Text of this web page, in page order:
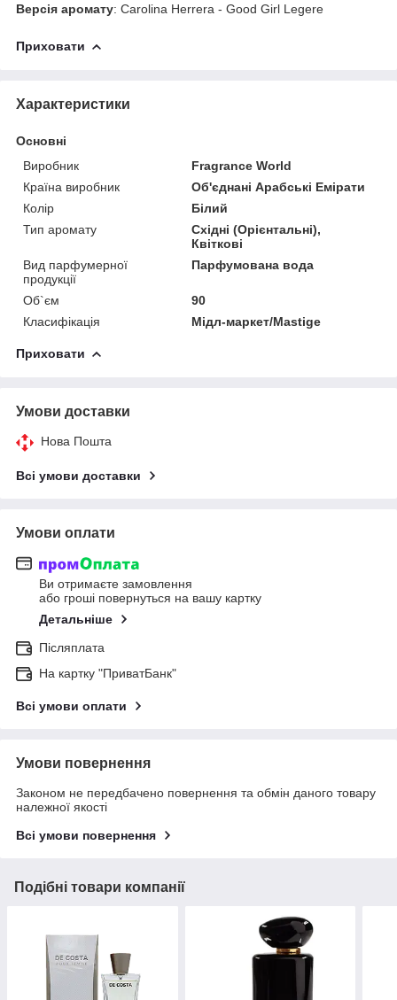
Версія аромату: Carolina Herrera - Good Girl Legere
Приховати
Характеристики
Основні
Виробник
Fragrance World
Країна виробник
Об'єднані Арабські Емірати
Колір
Білий
Тип аромату
Східні (Орієнтальні),
Квіткові
Вид парфумерної
продукції
Парфумована вода
Об`єм
90
Класифікація
Мідл-маркет/Mastige
Приховати
Умови доставки
Нова Пошта
Всі умови доставки
Умови оплати
Ви отримаєте замовлення
або гроші повернуться на вашу картку
Детальніше
Післяплата
На картку "ПриватБанк"
Всі умови оплати
Умови повернення
Законом не передбачено повернення та обмін даного товару
належної якості
Всі умови повернення
Подібні товари компанії